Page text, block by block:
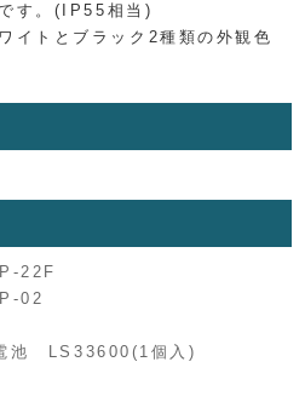
す。(IP55相当)
イトとブラック2種類の外観色
22F
02
池 LS33600(1個入)